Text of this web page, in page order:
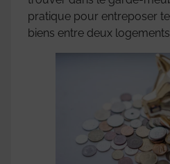
pratique pour entreposer
biens entre deux